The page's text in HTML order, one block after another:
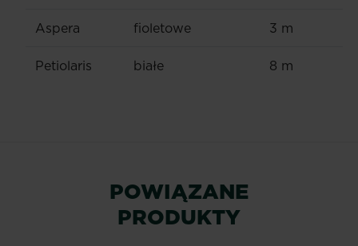
Aspera fioletowe 3 m
Petiolaris białe 8 m
POWIĄZANE
PRODUKTY